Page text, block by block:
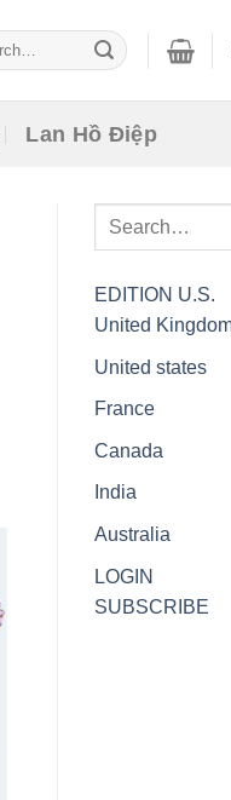
Lan Hồ Điệp
EDITION U.S.
United
United states
France
Canada
India
Australia
LOGIN
SUBSCRIBE